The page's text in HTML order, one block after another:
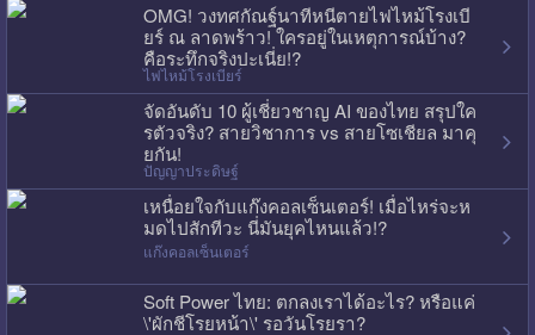
OMG! วงทศกัณฐ์นาทีหนีตายไฟไหม้โรงเบี
ยร์ ณ ลาดพร้าว! ใครอยู่ในเหตุการณ์บ้าง?
คือระทึกจริงปะเนี่ย!?
ไฟไหม้โรงเบียร์
จัดอันดับ 10 ผู้เชี่ยวชาญ AI ของไทย สรุปใค
รตัวจริง? สายวิชาการ vs สายโซเชียล มาคุ
ยกัน!
ปัญญาประดิษฐ์
เหนื่อยใจกับแก๊งคอลเซ็นเตอร์! เมื่อไหร่จะห
มดไปสักทีวะ นี่มันยุคไหนแล้ว!?
แก๊งคอลเซ็นเตอร์
Soft Power ไทย: ตกลงเราได้อะไร? หรือแค่
\'ผักชีโรยหน้า\' รอวันโรยรา?